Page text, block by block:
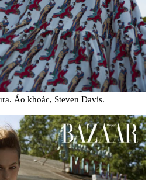
Áo khoác, Steven Davis.